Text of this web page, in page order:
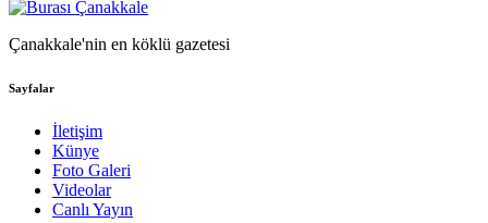
Çanakkale'nin en köklü gazetesi
Sayfalar
İletişim
Künye
Foto Galeri
Videolar
Canlı Yayın